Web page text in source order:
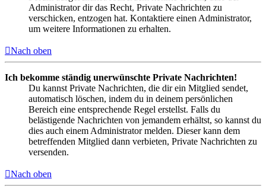
Administrator dir das Recht, Private Nachrichten zu
verschicken, entzogen hat. Kontaktiere einen Administrator,
um weitere Informationen zu erhalten.
Nach oben
Ich bekomme ständig unerwünschte Private Nachrichten!
Du kannst Private Nachrichten, die dir ein Mitglied sendet,
automatisch löschen, indem du in deinem persönlichen
Bereich eine entsprechende Regel erstellst. Falls du
belästigende Nachrichten von jemandem erhältst, so kannst du
dies auch einem Administrator melden. Dieser kann dem
betreffenden Mitglied dann verbieten, Private Nachrichten zu
versenden.
Nach oben